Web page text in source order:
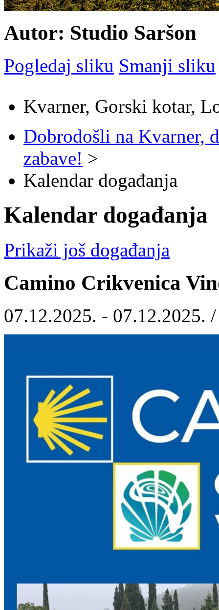
Autor: Studio Saršon
Pogledaj sliku Smanji sliku
Kvarner, Gorski kotar,
Dobrodošli na Kvarner,
zabave! >
Kalendar događanja
Kalendar događanja
Prikaži još događanja
Camino Crikvenica
07.12.2025. - 07.12.2025.